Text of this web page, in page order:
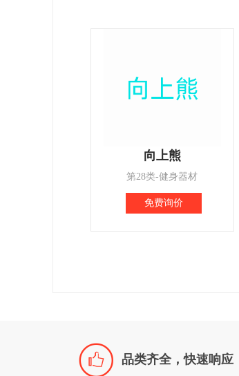
向上熊
第28类-健身器材
免费询价
 品类齐全，快速响应